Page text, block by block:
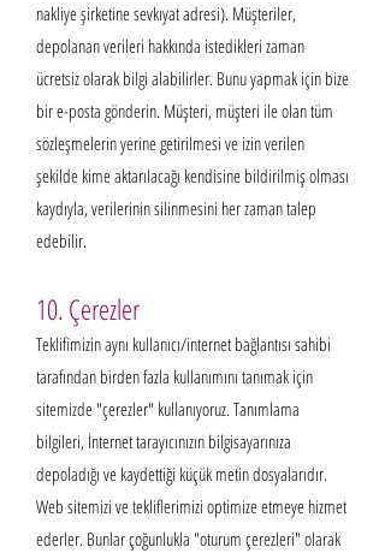
nakliye şirketine sevkıyat adresi). Müşteriler,
depolanan verileri hakkında istedikleri zaman
ücretsiz olarak bilgi alabilirler. Bunu yapmak için bize
bir e-posta gönderin. Müşteri, müşteri ile olan tüm
sözleşmelerin yerine getirilmesi ve izin verilen
şekilde kime aktarılacağı kendisine bildirilmiş olması
kaydıyla, verilerinin silinmesini her zaman talep
edebilir.
10. Çerezler
Teklifimizin aynı kullanıcı/internet bağlantısı sahibi
tarafından birden fazla kullanımını tanımak için
sitemizde "çerezler" kullanıyoruz. Tanımlama
bilgileri, İnternet tarayıcınızın bilgisayarınıza
depoladığı ve kaydettiği küçük metin dosyalarıdır.
Web sitemizi ve tekliflerimizi optimize etmeye hizmet
ederler. Bunlar çoğunlukla "oturum çerezleri" olarak